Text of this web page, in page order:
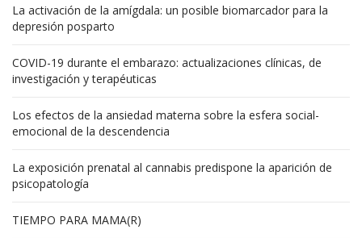
La activación de la amígdala: un posible biomarcador para la
depresión posparto
COVID-19 durante el embarazo: actualizaciones clínicas, de
investigación y terapéuticas
Los efectos de la ansiedad materna sobre la esfera social-
emocional de la descendencia
La exposición prenatal al cannabis predispone la aparición de
psicopatología
TIEMPO PARA MAMA(R)